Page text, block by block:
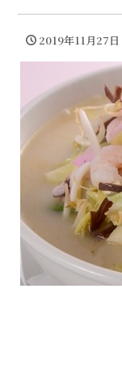
2019年11月27日